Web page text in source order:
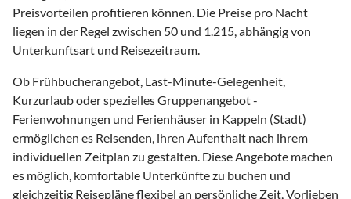
Preisvorteilen profitieren können. Die Preise pro Nacht
liegen in der Regel zwischen 50 und 1.215, abhängig von
Unterkunftsart und Reisezeitraum.
Ob Frühbucherangebot, Last-Minute-Gelegenheit,
Kurzurlaub oder spezielles Gruppenangebot -
Ferienwohnungen und Ferienhäuser in Kappeln (Stadt)
ermöglichen es Reisenden, ihren Aufenthalt nach ihrem
individuellen Zeitplan zu gestalten. Diese Angebote machen
es möglich, komfortable Unterkünfte zu buchen und
gleichzeitig Reisepläne flexibel an persönliche Zeit, Vorlieben